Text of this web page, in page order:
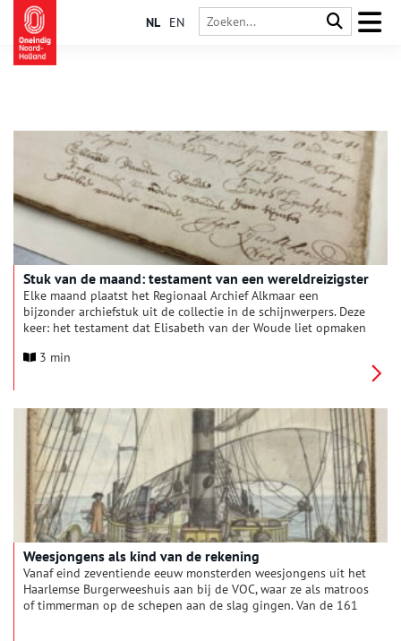
NL EN
Stuk van de maand: testament van een wereldreizigster
Elke maand plaatst het Regionaal Archief Alkmaar een
bijzonder archiefstuk uit de collectie in de schijnwerpers. Deze
keer: het testament dat Elisabeth van der Woude liet opmaken
reisde.
3 min
Weesjongens als kind van de rekening
Vanaf eind zeventiende eeuw monsterden weesjongens uit het
Haarlemse Burgerweeshuis aan bij de VOC, waar ze als matroos
of timmerman op de schepen aan de slag gingen. Van de 161